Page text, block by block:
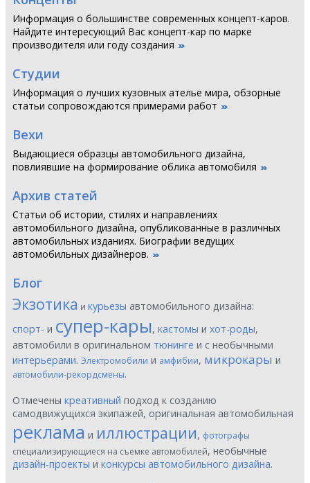
Информация о большинстве современных концепт-каров.
Найдите интересующий Вас концепт-кар по марке
производителя или году создания
Студии
Информация о лучших кузовных ателье мира, обзорные
статьи сопровождаются примерами работ
Вехи
Выдающиеся образцы автомобильного дизайна,
повлиявшие на формирование облика автомобиля
Архив статей
Статьи об истории, стилях и направлениях
автомобильного дизайна, опубликованные в различных
автомобильных изданиях. Биографии ведущих
автомобильных дизайнеров.
Блог
Экзотика и курьезы автомобильного дизайна:
спорт- и супер-кары, кастомы и хот-роды,
автомобили в оригинальном тюнинге и с необычными
интерьерами. Электромобили и амфибии, микрокары и
автомобили-рекордсмены.
Отмечены креативный подход к созданию
самодвижущихся экипажей, оригинальная автомобильная
реклама и иллюстрации, фотографы
специализирующиеся на съемке автомобилей, необычные
дизайн-проекты и конкурсы автомобильного дизайна.